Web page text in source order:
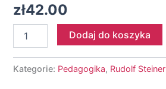
zł42.00
Rudolf
-
Poznanie
Dodaj do koszyka
Kategorie: Pedagogika, Rudolf Steiner